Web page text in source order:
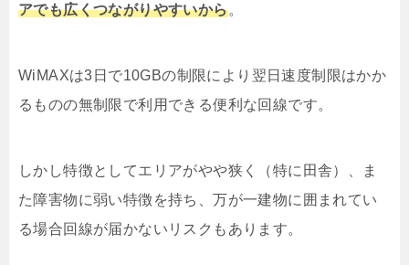
アでも広くつながりやすいから。
WiMAXは3日で10GBの制限により翌日速度制限はかか
るものの無制限で利用できる便利な回線です。
しかし特徴としてエリアがやや狭く（特に田舎）、ま
た障害物に弱い特徴を持ち、万が一建物に囲まれてい
る場合回線が届かないリスクもあります。